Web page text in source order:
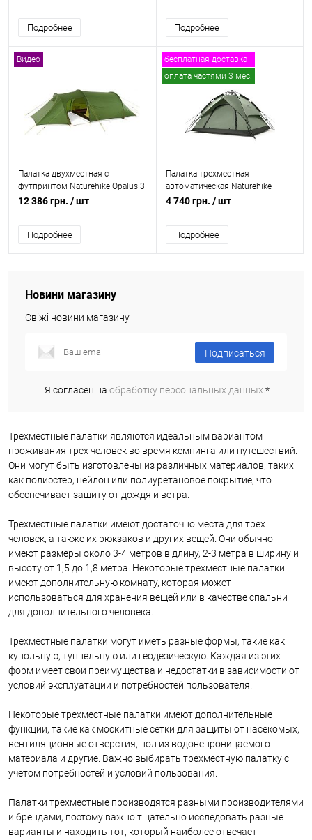
Подробнее Подробнее
Видео
Палатка двухместная с
футпринтом Naturehike Opalus 3
12 386 грн. / шт
Подробнее
бесплатная доставка
оплата частями 3 мес.
Палатка трехместная
автоматическая Naturehike
NH21ZP00
4 740 грн. / шт
Подробнее
Новини магазину
Свіжі новини магазину
Подписаться
Я согласен на обработку персональных данных.*
Трехместные палатки являются идеальным вариантом
проживания трех человек во время кемпинга или путешествий.
Они могут быть изготовлены из различных материалов, таких
как полиэстер, нейлон или полиуретановое покрытие, что
обеспечивает защиту от дождя и ветра.
Трехместные палатки имеют достаточно места для трех
человек, а также их рюкзаков и других вещей. Они обычно
имеют размеры около 3-4 метров в длину, 2-3 метра в ширину и
высоту от 1,5 до 1,8 метра. Некоторые трехместные палатки
имеют дополнительную комнату, которая может
использоваться для хранения вещей или в качестве спальни
для дополнительного человека.
Трехместные палатки могут иметь разные формы, такие как
купольную, туннельную или геодезическую. Каждая из этих
форм имеет свои преимущества и недостатки в зависимости от
условий эксплуатации и потребностей пользователя.
Некоторые трехместные палатки имеют дополнительные
функции, такие как москитные сетки для защиты от насекомых,
вентиляционные отверстия, пол из водонепроницаемого
материала и другие. Важно выбирать трехместную палатку с
учетом потребностей и условий пользования.
Палатки трехместные производятся разными производителями
и брендами, поэтому важно тщательно исследовать разные
варианты и находить тот, который наиболее отвечает